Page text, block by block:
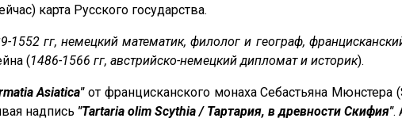
карта Русского государства.
1552 гг, немецкий математик, филолог и географ,
(1486-1566 гг, австрийско-немецкий дипломат и историк).
Asiatica"от францисканского монаха Себастьяна Мюнстера
надпись "Tartaria olim Scythia / Тартария, в древности Скифия".